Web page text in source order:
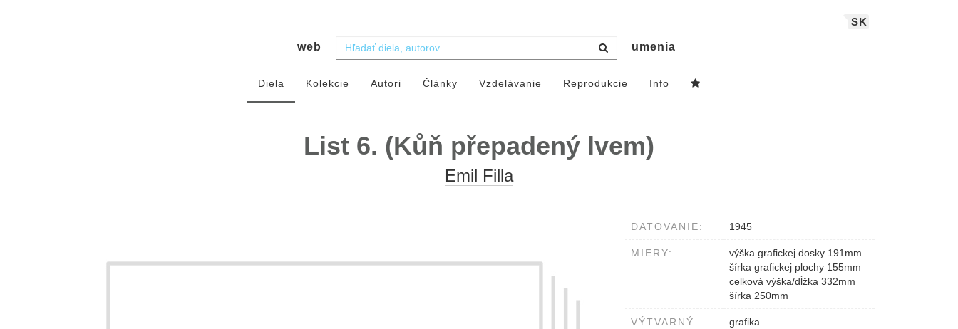
SK
web umenia
Diela Kolekcie Autori Články Vzdelávanie Reprodukcie Info
List 6. (Kůň přepadený lvem)
Emil Filla
DATOVANIE: 1945
MIERY:
výška grafickej dosky 191mm
šírka grafickej plochy 155mm
celková výška/dĺžka 332mm
šírka 250mm
VÝTVARNÝ
grafika